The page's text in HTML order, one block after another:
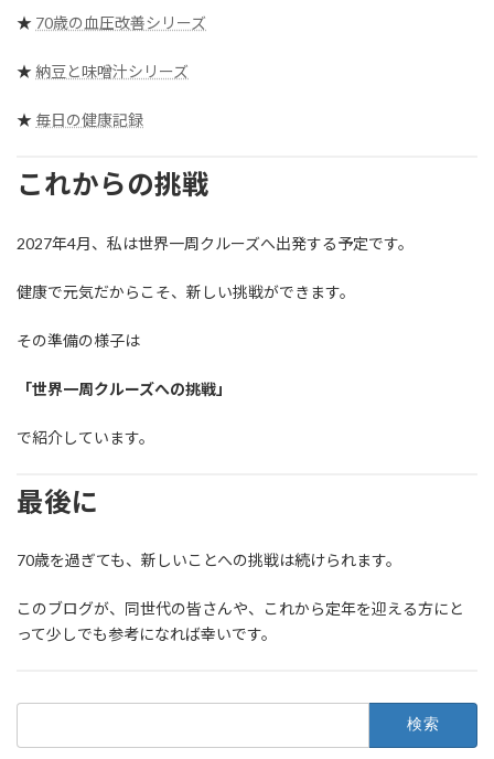
★ 70歳の血圧改善シリーズ
★ 納豆と味噌汁シリーズ
★ 毎日の健康記録
これからの挑戦
2027年4月、私は世界一周クルーズへ出発する予定です。
健康で元気だからこそ、新しい挑戦ができます。
その準備の様子は
「世界一周クルーズへの挑戦」
で紹介しています。
最後に
70歳を過ぎても、新しいことへの挑戦は続けられます。
このブログが、同世代の皆さんや、これから定年を迎える方にと
って少しでも参考になれば幸いです。